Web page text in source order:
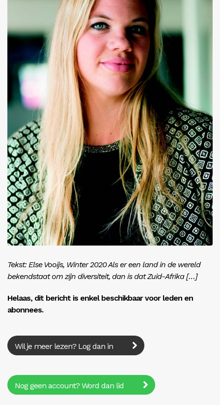
Inloggen
Tekst: Else Vooijs, Winter 2020 Als er een land in de wereld
bekendstaat om zijn diversiteit, dan is dat Zuid-Afrika […]
Helaas, dit bericht is enkel beschikbaar voor leden en
abonnees.
Wil je meer lezen? Log dan in
Nog geen account? Word dan lid